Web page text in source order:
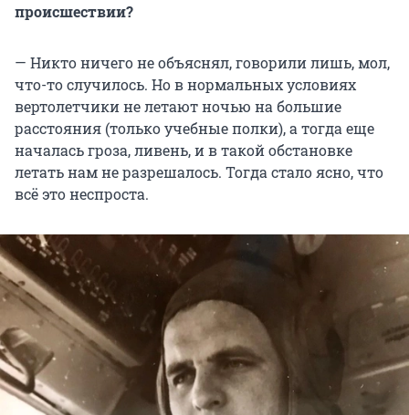
происшествии?
— Никто ничего не объяснял, говорили лишь, мол,
что-то случилось. Но в нормальных условиях
вертолетчики не летают ночью на большие
расстояния (только учебные полки), а тогда еще
началась гроза, ливень, и в такой обстановке
летать нам не разрешалось. Тогда стало ясно, что
всё это неспроста.